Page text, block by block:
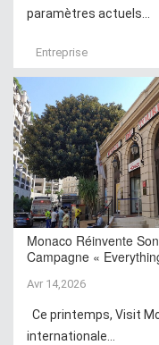
paramètres actuels...
Entreprise
Monaco Réinvente
Campagne «
Avr 14,2026
Ce printemps, Visit
internationale...